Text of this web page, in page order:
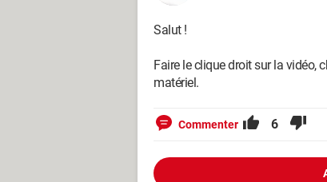
Salut !
Faire le clique droit sur la vidéo,
matériel.
Commenter 6